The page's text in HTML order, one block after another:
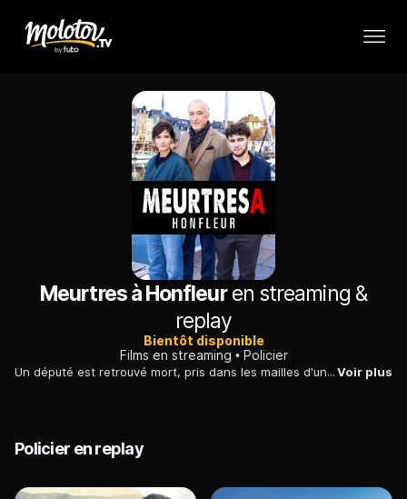
Meurtres à Honfleuren streaming &
replay
Bientôt disponible
Films en streaming
Policier
Un député est retrouvé mort, pris dans les mailles d'un filet de pêche à Honfleur, le corps recouvert de sel. La capitaine Justine Duroy et Paul Mesnil, un ancien flic, enquêtent.Voir plus
Policier en replay